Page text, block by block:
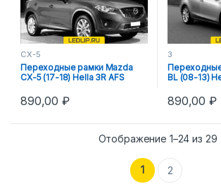
CX-5
Переходные рамки Mazda
CX-5 (17-18) Hella 3R AFS
890,00₽
3
BL (08-13)
890,00₽
Отображение 1–24 из 29
1 2